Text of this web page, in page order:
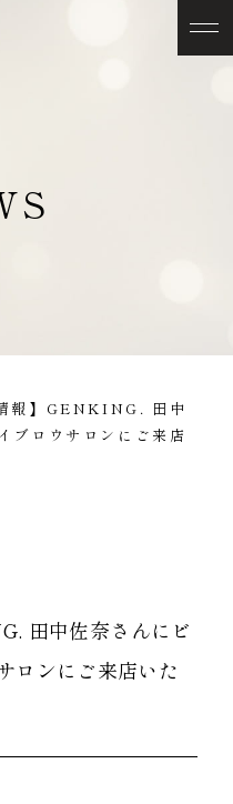
報】GENKING. 田中
ブロウサロンにご来店
田中佐奈さんにビ
ロンにご来店いた